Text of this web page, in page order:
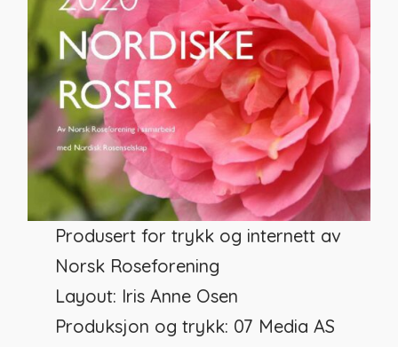
Produsert for trykk og internett av
Norsk Roseforening
Layout: Iris Anne Osen
Produksjon og trykk: 07 Media AS